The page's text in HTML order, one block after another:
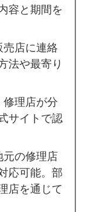
容と期間を
売店に連絡
法や最寄り
修理店が分
サイトで認
元の修理店
応可能。部
店を通じて